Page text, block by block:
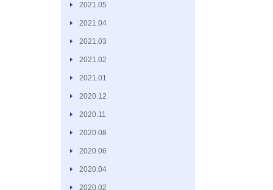
2021.05
2021.04
2021.03
2021.02
2021.01
2020.12
2020.11
2020.08
2020.06
2020.04
2020.02